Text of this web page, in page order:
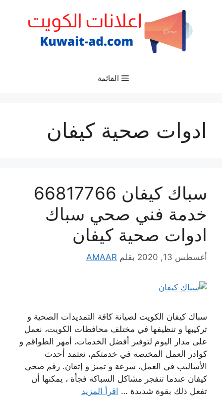
القائمة
ادوات صحية كيفان
سباك كيفان 66817766
خدمة فني صحي سباك
ادوات صحية كيفان
أغسطس 13, 2020 بقلم AMAAR
سباك كيفان الكويت لصيانة كافة التمديدات الصحية و
تركيبها و تنظيفها في مختلف محافظات الكويت، نعمل
على مدار اليوم لتوفير أفضل الخدمات، أمهر الطواقم و
كوادر العمل المختصة في خدمتكم، نعتمد أحدث
الأساليب في العمل، سرعة و تميز و إتقان. رقم صحي
كيفان عندما تنفجر مشاكل السباكة فجأة ، يمكنها أن
تفعل ذلك بقوة شديدة … اقرأ المزيد